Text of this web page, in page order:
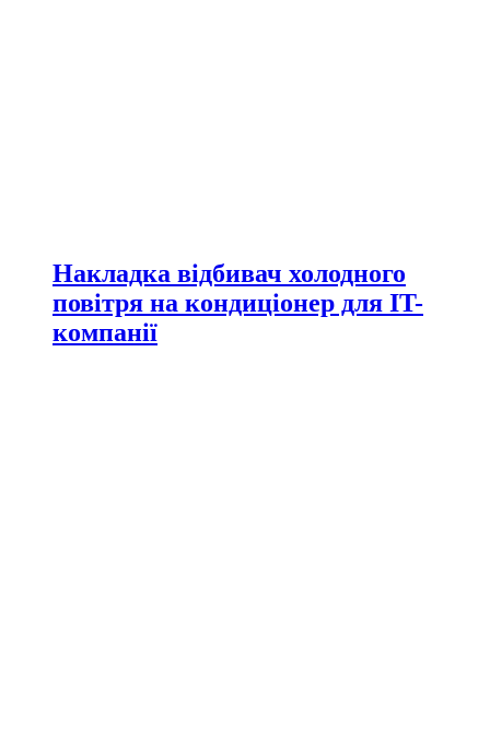
Накладка відбивач холодного
повітря на кондиціонер для IT-
компанії